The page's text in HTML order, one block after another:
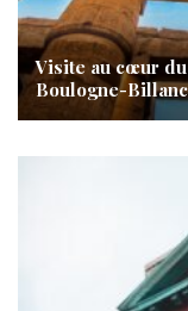
Visite au cœur
Boulogne-